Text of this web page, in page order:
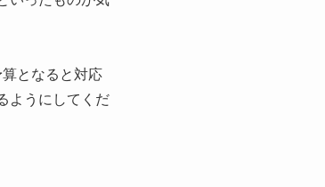
となると対応
ようにしてくだ